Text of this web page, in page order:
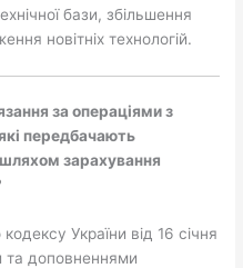
бази, збільшення
новітніх технологій.
за операціями з
передбачають
зарахування
України від 16 січня
та доповненнями